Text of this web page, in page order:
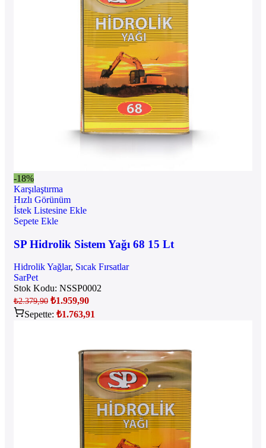
-18%
Karşılaştırma
Hızlı Görünüm
İstek Listesine Ekle
Sepete Ekle
SP Hidrolik Sistem Yağı 68 15 Lt
Hidrolik Yağlar, Sıcak Fırsatlar
SarPet
Stok Kodu: NSSP0002
₺2.379,90 ₺1.959,90
Sepette: ₺1.763,91